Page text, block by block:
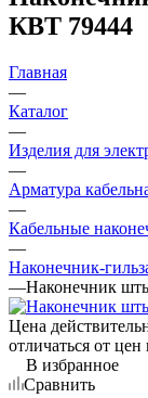
КВТ 79444
Главная
—
Каталог
—
Изделия для
—
Арматура
—
Кабельные
—
Наконечник-
—Наконечник
Цена
отличаться от
В избранное
Сравнить